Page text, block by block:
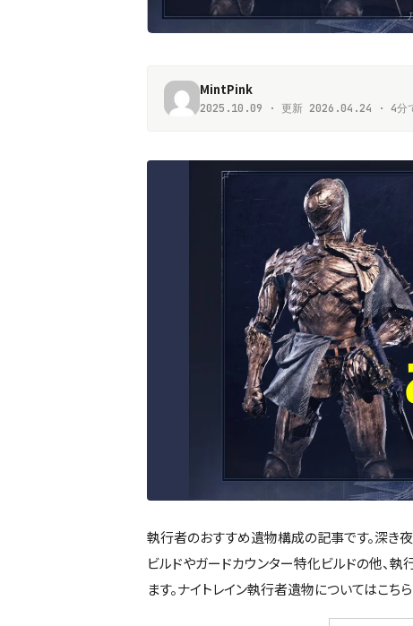
MintPink
2025.10.09 · 更新 2026.04.24 · 4分
執行者のおすすめ遺物構成の記事です。深き
ビルドやガードカウンター特化ビルドの他、
ます。ナイトレイン執行者遺物についてはこち